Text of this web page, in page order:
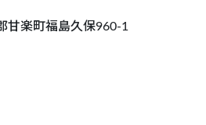
甘楽町福島久保960-1